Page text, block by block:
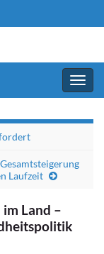
Laufzeit
Land –